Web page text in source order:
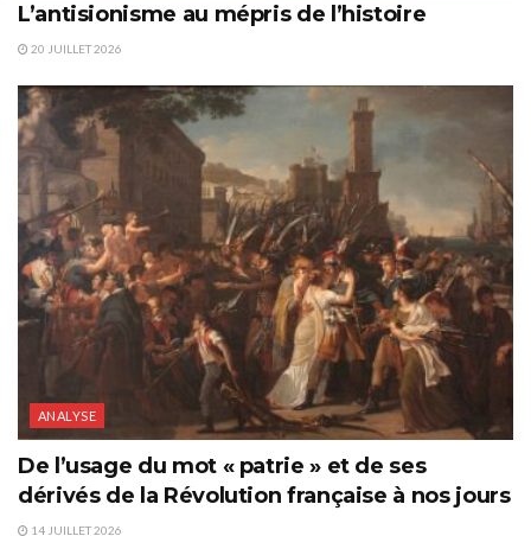
L’antisionisme au mépris de l’histoire
20 JUILLET 2026
ANALYSE
De l’usage du mot « patrie » et de ses
dérivés de la Révolution française à nos jours
14 JUILLET 2026